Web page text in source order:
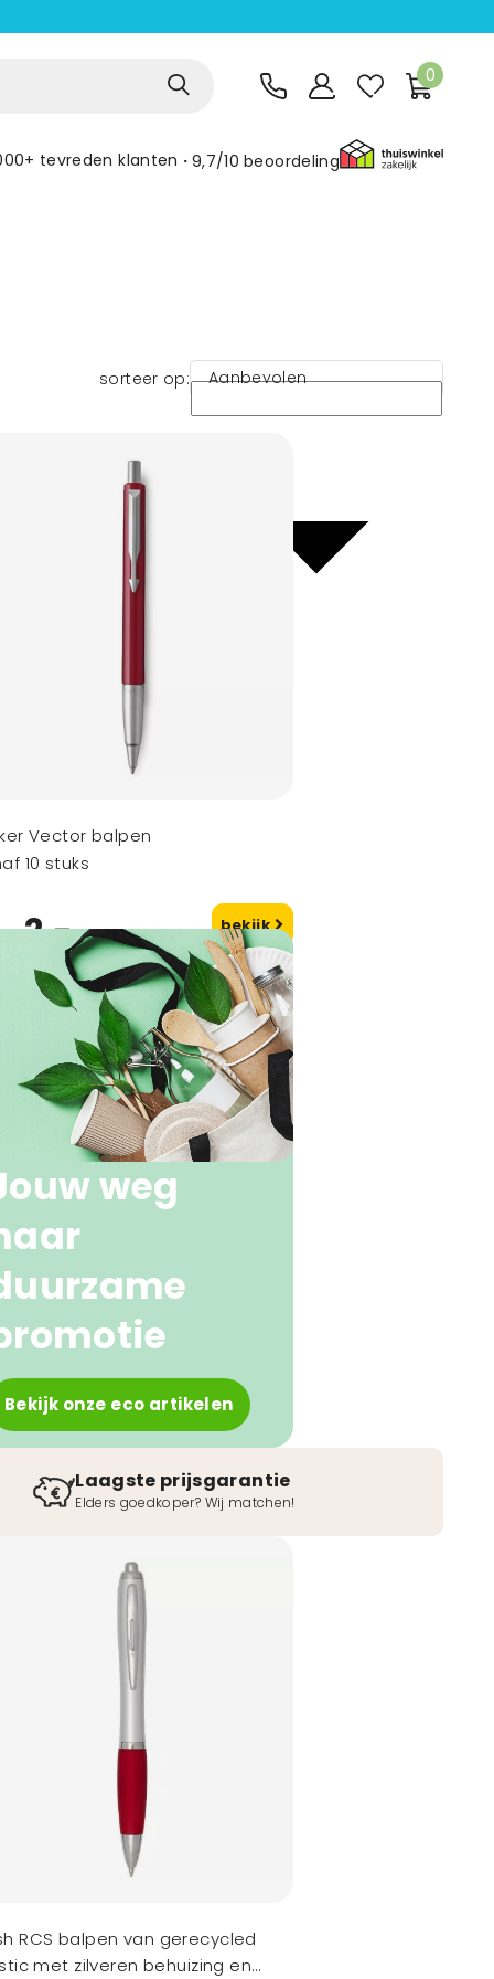
0
tevreden klanten 9,7/10 beoordeling
sorteer op: Aanbevolen
Vector balpen
10 stuks
2,- bekijk
weg
Bekijk onze eco artikelen
Laagste prijsgarantie
Elders goedkoper? Wij matchen!
RCS balpen van gerecycled
met zilveren behuizing en